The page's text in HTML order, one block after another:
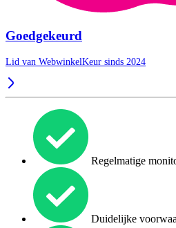
Goedgekeurd
Lid van WebwinkelKeur sinds 2024
Regelmatige
Duidelijke